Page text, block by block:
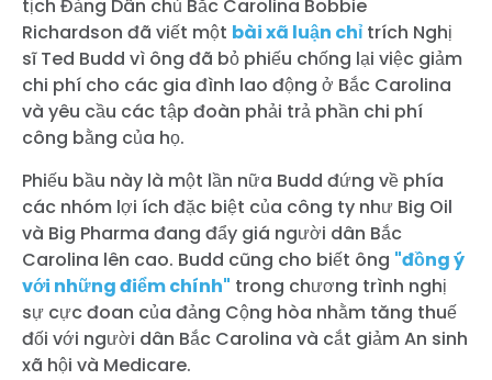
tịch Đảng Dân chủ Bắc Carolina Bobbie
Richardson đã viết một bài xã luận chỉ trích Nghị
sĩ Ted Budd vì ông đã bỏ phiếu chống lại việc giảm
chi phí cho các gia đình lao động ở Bắc Carolina
và yêu cầu các tập đoàn phải trả phần chi phí
công bằng của họ.
Phiếu bầu này là một lần nữa Budd đứng về phía
các nhóm lợi ích đặc biệt của công ty như Big Oil
và Big Pharma đang đẩy giá người dân Bắc
Carolina lên cao. Budd cũng cho biết ông "đồng ý
với những điểm chính" trong chương trình nghị
sự cực đoan của đảng Cộng hòa nhằm tăng thuế
đối với người dân Bắc Carolina và cắt giảm An sinh
xã hội và Medicare.